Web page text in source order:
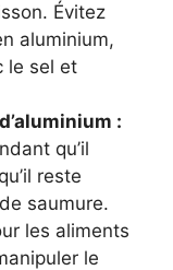
Évitez
aluminium,
le sel et
:
qu’il
reste
saumure.
les aliments
le